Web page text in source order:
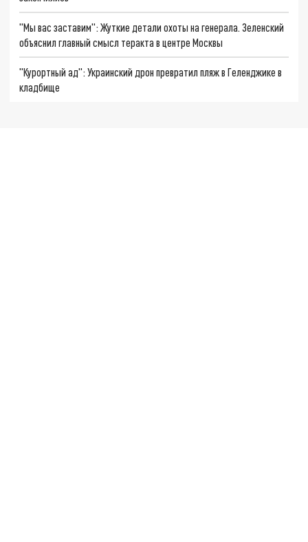
"Мы вас заставим": Жуткие детали охоты на генерала. Зеленский
объяснил главный смысл теракта в центре Москвы
"Курортный ад": Украинский дрон превратил пляж в Геленджике в
кладбище